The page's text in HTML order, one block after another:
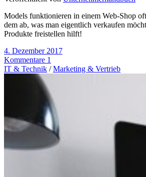
Models funktionieren in einem Web-Shop
dem ab, was man eigentlich verkaufen
Produkte freistellen hilft!
4. Dezember 2017
Kommentare 1
IT & Technik /Marketing & Vertrieb